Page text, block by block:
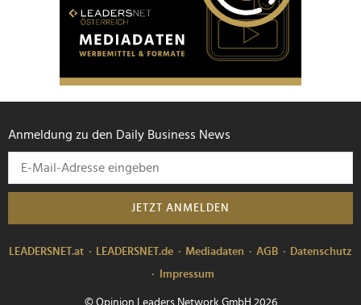
Anmeldung zu den Daily Business News
JETZT ANMELDEN
LEADERSNET.at LEADERSNET.de Mediadaten AGB
Datenschutz
Impressum